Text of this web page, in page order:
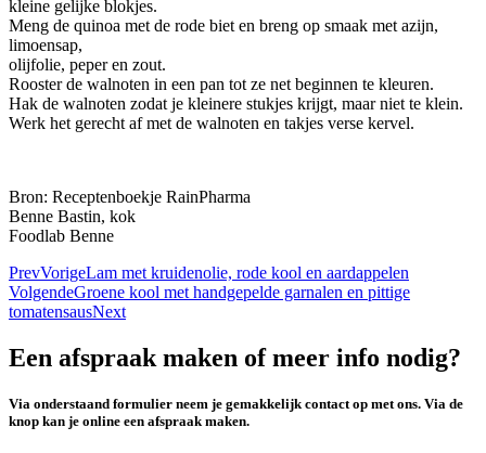
kleine gelijke blokjes.
Meng de quinoa met de rode biet en breng op smaak met azijn,
limoensap,
olijfolie, peper en zout.
Rooster de walnoten in een pan tot ze net beginnen te kleuren.
Hak de walnoten zodat je kleinere stukjes krijgt, maar niet te klein.
Werk het gerecht af met de walnoten en takjes verse kervel.
Bron: Receptenboekje RainPharma
Benne Bastin, kok
Foodlab Benne
PrevVorigeLam met kruidenolie, rode kool en aardappelen
VolgendeGroene kool met handgepelde garnalen en pittige
tomatensausNext
Een afspraak maken of meer info nodig?
Via onderstaand formulier neem je gemakkelijk contact op met ons. Via de
knop kan je online een afspraak maken.